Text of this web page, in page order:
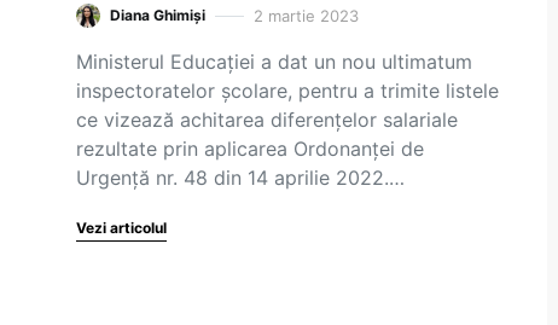
Diana Ghimiși 2 martie 2023
Ministerul Educației a dat un nou ultimatum
inspectoratelor școlare, pentru a trimite listele
ce vizează achitarea diferențelor salariale
rezultate prin aplicarea Ordonanței de
Urgență nr. 48 din 14 aprilie 2022.…
Vezi articolul